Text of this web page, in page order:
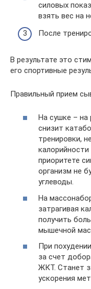
силовых
взять вес на
После
В результате это
его спортивные
Правильный прием
На сушке – на
снизит
тренировки,
приоритете
организм не
углеводы.
На
затрагивая
получить
мышечной
При
за счет
ЖКТ. Станет
ускорения